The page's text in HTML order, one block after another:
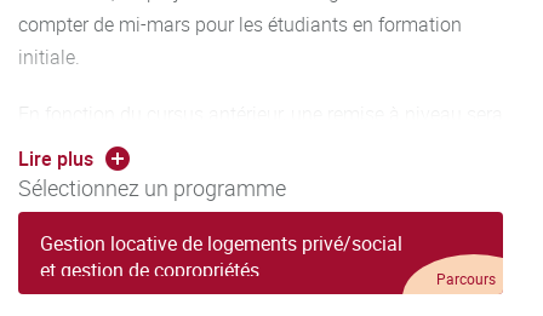
compter de mi-mars pour les étudiants en formation
initiale.
En fonction du cursus antérieur, une remise à niveau sera
proposée aux étudiants dans les matières suivantes :
DROIT, BUREAUTIQUE et GESTION (5 h/matière).
En alternance, la formation se déroule trois jours à
l'Université puis deux jours en entreprise du 1
octobre à
mi-mars, puis à temps plein en entreprise jusqu'à fin
Lire plus
Sélectionnez un programme
Gestion locative de logements privé/social
et gestion de copropriétés
Parcours